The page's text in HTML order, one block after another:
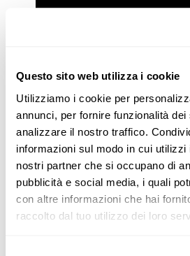
Questo sito web utilizza i cookie
Utilizziamo i cookie per
annunci, per fornire funzionalità
analizzare il nostro traffico.
informazioni sul modo in cui
nostri partner che si occupano di
pubblicità e social media, i quali
con altre informazioni che hai
raccolto dal tuo utilizzo dei loro
PICKLEBALL E IL
TENNIS
Il padel e il pickleball non sono
uno stile di vita. In All For Padel
sport in ogni angolo del
prodotti adidas di alta qualità
innovazione, performance e
Racchette, palette, calzature,
accessori progettati per